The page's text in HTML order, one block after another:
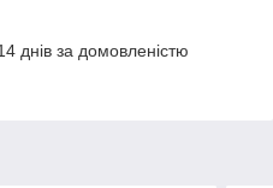
днів за домовленістю